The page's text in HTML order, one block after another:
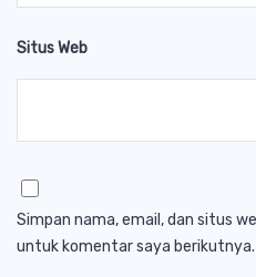
Situs Web
Simpan nama, email, dan situs
untuk komentar saya berikutnya.